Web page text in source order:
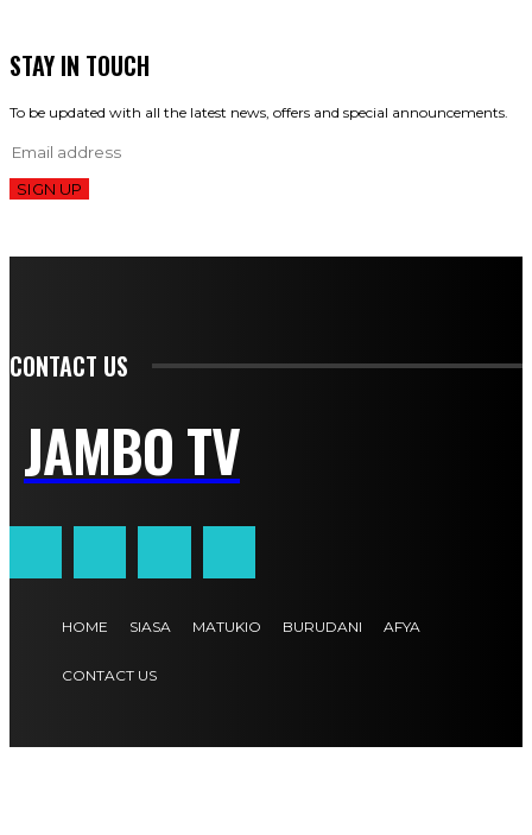
STAY IN TOUCH
To be updated with all the latest news, offers and special announcements.
SIGN UP
CONTACT US
JAMBO TV
HOME SIASA MATUKIO BURUDANI AFYA
CONTACT US